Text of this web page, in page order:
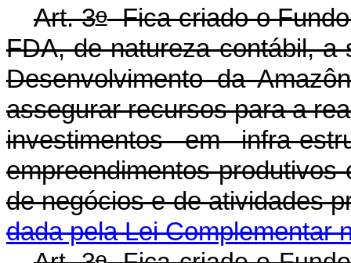
Art. 3oFica criado o Fundo
FDA, de natureza contábil, a
Desenvolvimento da
assegurar recursos para a
investimentos em infra-
empreendimentos
de negócios e de
dada pela Lei Complementar